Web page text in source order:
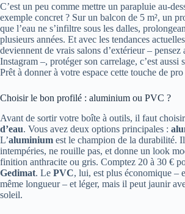
C’est un peu comme mettre un parapluie au-
exemple concret ? Sur un balcon de 5 m², un
que l’eau ne s’infiltre sous les dalles,
plusieurs années. Et avec les tendances
deviennent de vrais salons d’extérieur – pensez
Instagram –, protéger son carrelage, c’est aussi
Prêt à donner à votre espace cette touche de pro
Choisir le bon profilé : aluminium ou PVC ?
Avant de sortir votre boîte à outils, il faut
d’eau. Vous avez deux options principales :
L’aluminium est le champion de la durabilité.
intempéries, ne rouille pas, et donne un look
finition anthracite ou gris. Comptez 20 à 30 €
Gedimat. Le PVC, lui, est plus économique –
même longueur – et léger, mais il peut jaunir
soleil.